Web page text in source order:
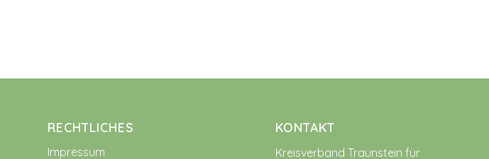
RECHTLICHES
Impressum
KONTAKT
Kreisverband Traunstein für